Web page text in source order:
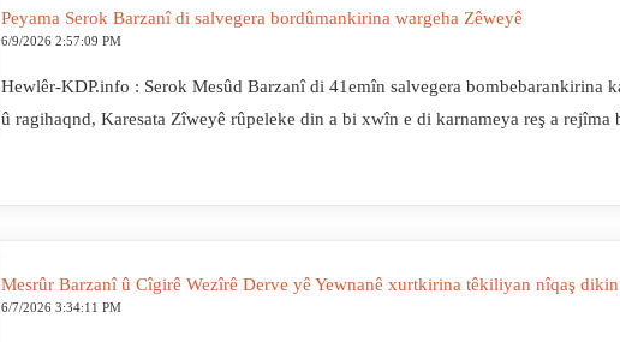
Peyama Serok Barzanî di salvegera bordûmankirina wargeha Zêweyê
6/9/2026 2:57:09 PM
Hewlêr-KDP.info : Serok Mesûd Barzanî di 41emîn salvegera bombebarankirina
û ragihaqnd, Karesata Zîweyê rûpeleke din a bi xwîn e di karnameya reş a rejîma
Mesrûr Barzanî û Cîgirê Wezîrê Derve yê Yewnanê xurtkirina têkiliyan nîqaş dikin
6/7/2026 3:34:11 PM